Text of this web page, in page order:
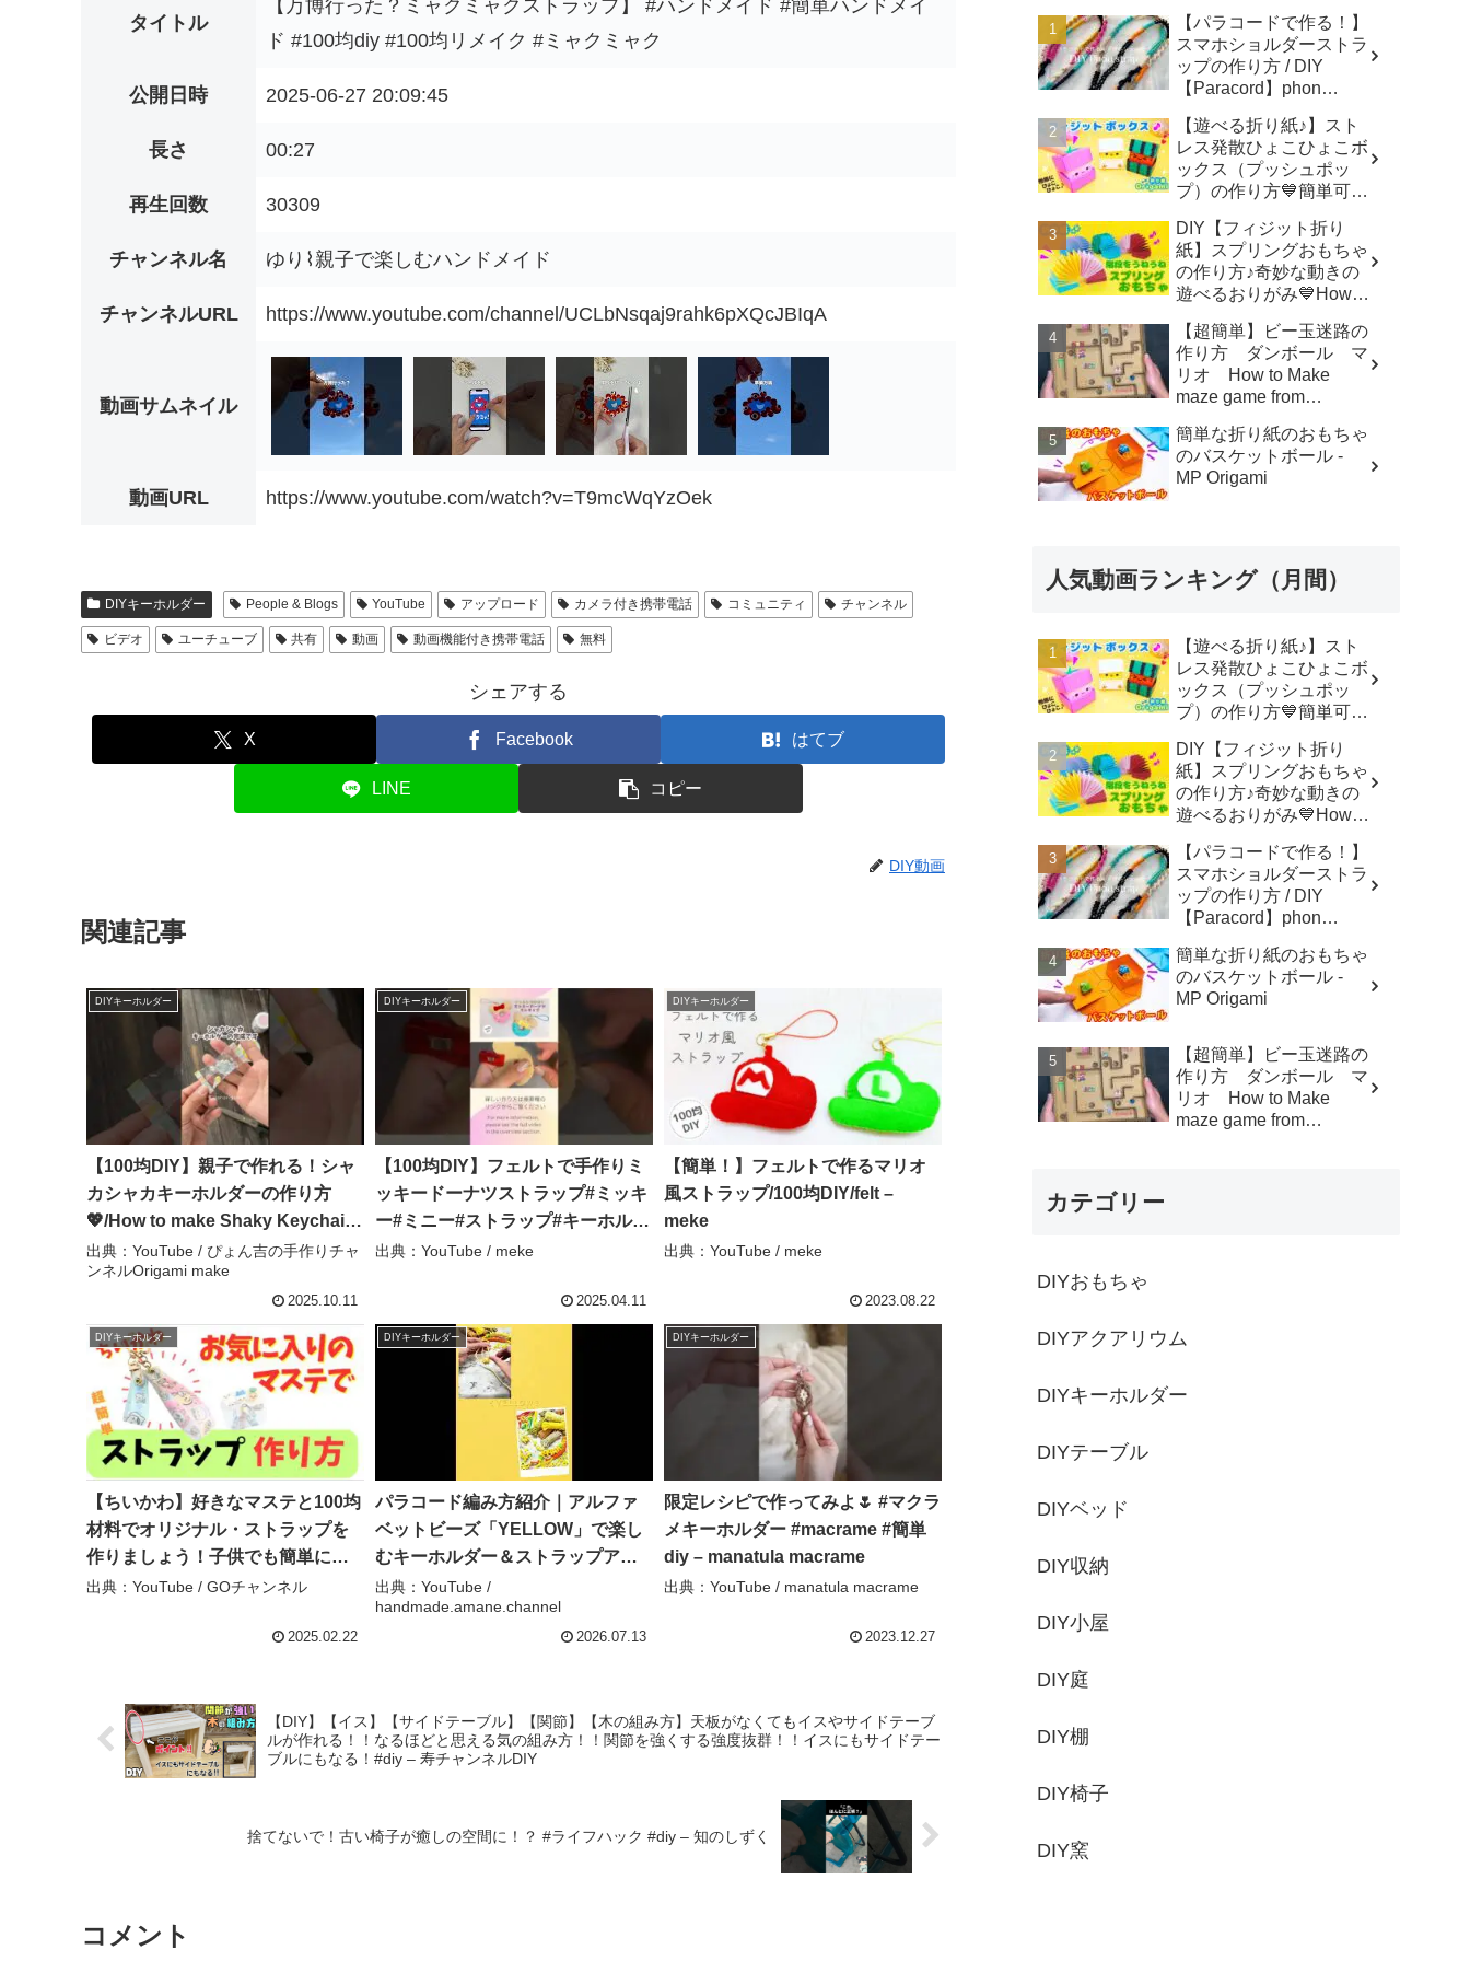
タイトル
【万博行った？ミャクミャクストラップ】 #ハンドメイド #簡単ハンドメイ
ド #100均diy #100均リメイク #ミャクミャク
公開日時 2025-06-27 20:09:45
長さ 00:27
再生回数 30309
チャンネル名 ゆり⌇親子で楽しむハンドメイド
チャンネルURL https://www.youtube.com/channel/UCLbNsqaj9rahk6pXQcJBIqA
動画サムネイル
動画URL https://www.youtube.com/watch?v=T9mcWqYzOek
DIYキーホルダー People & Blogs YouTube アップロード カメラ付き携帯電話 コミュニティ チャンネル
ビデオ ユーチューブ 共有 動画 動画機能付き携帯電話 無料
シェアする
X Facebook はてブ
LINE コピー
DIY動画
関連記事
DIYキーホルダー
【100均DIY】親子で作れる！シャ
カシャカキーホルダーの作り方
💖/How to make Shaky Keychain
#shorts #kidscraft #ハンドメイド
– ぴょん吉の手作りチャンネル
出典：YouTube / ぴょん吉の手作りチャ
ンネルOrigami make
2025.10.11
DIYキーホルダー
【100均DIY】フェルトで手作りミ
ッキードーナツストラップ#ミッキ
ー#ミニー#ストラップ#キーホルダ
ー#手作り#フェルト#ハンドメイド
出典：YouTube / meke
2025.04.11
DIYキーホルダー
【簡単！】フェルトで作るマリオ
風ストラップ/100均DIY/felt –
meke
出典：YouTube / meke
2023.08.22
DIYキーホルダー
【ちいかわ】好きなマステと100均
材料でオリジナル・ストラップを
作りましょう！子供でも簡単にス
トラップが作れちゃいます。どん
能です！ – GOチャンネル
出典：YouTube / GOチャンネル
2025.02.22
DIYキーホルダー
パラコード編み方紹介｜アルファ
ベットビーズ「YELLOW」で楽し
むキーホルダー＆ストラップアレ
ンジ handmade.amane #パラコー
ド #ハンドメイド #パラコード編み
方 – handmade.amane.channel
出典：YouTube /
handmade.amane.channel
2026.07.13
DIYキーホルダー
限定レシピで作ってみよ🌷 #マクラ
メキーホルダー #macrame #簡単
diy – manatula macrame
出典：YouTube / manatula macrame
2023.12.27
【DIY】【イス】【サイドテーブル】【関節】【木の組み方】天板がなくてもイスやサイドテーブ
ルが作れる！！なるほどと思える気の組み方！！関節を強くする強度抜群！！イスにもサイドテー
ブルにもなる！#diy – 寿チャンネルDIY
捨てないで！古い椅子が癒しの空間に！？ #ライフハック #diy – 知のしずく
コメント
【パラコードで作る！】
スマホショルダーストラ
ップの作り方 / DIY
【Paracord】phon
Macrame traveler Hikaru
【遊べる折り紙♪】スト
レス発散ひょこひょこボ
ックス（プッシュポッ
プ）の作り方💙簡単可愛
made from origami (Pop-
it) 종이 접기로 만드는 팝
잇 - SodaCatOrigami 楽
しい折り紙♪
DIY【フィジット折り
紙】スプリングおもちゃ
の作り方♪奇妙な動きの
遊べるおりがみ💙How to
Origami -
SodaCatOrigami 楽しい
折り紙♪
【超簡単】ビー玉迷路の
作り方 ダンボール マ
リオ How to Make
maze game from
MotoCrafts
簡単な折り紙のおもちゃ
のバスケットボール -
MP Origami
人気動画ランキング（月間）
【遊べる折り紙♪】スト
レス発散ひょこひょこボ
ックス（プッシュポッ
プ）の作り方💙簡単可愛
made from origami (Pop-
it) 종이 접기로 만드는 팝
잇 - SodaCatOrigami 楽
しい折り紙♪
DIY【フィジット折り
紙】スプリングおもちゃ
の作り方♪奇妙な動きの
遊べるおりがみ💙How to
Origami -
SodaCatOrigami 楽しい
折り紙♪
【パラコードで作る！】
スマホショルダーストラ
ップの作り方 / DIY
【Paracord】phon
Macrame traveler Hikaru
簡単な折り紙のおもちゃ
のバスケットボール -
MP Origami
【超簡単】ビー玉迷路の
作り方 ダンボール マ
リオ How to Make
maze game from
カテゴリー
DIYおもちゃ
DIYアクアリウム
DIYキーホルダー
DIYテーブル
DIYベッド
DIY収納
DIY小屋
DIY庭
DIY棚
DIY椅子
DIY窯